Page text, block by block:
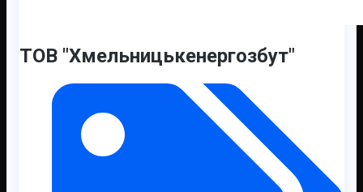
ТОВ "Хмельницькенергозбут"